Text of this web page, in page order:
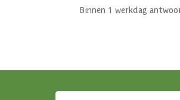
Binnen 1 werkdag